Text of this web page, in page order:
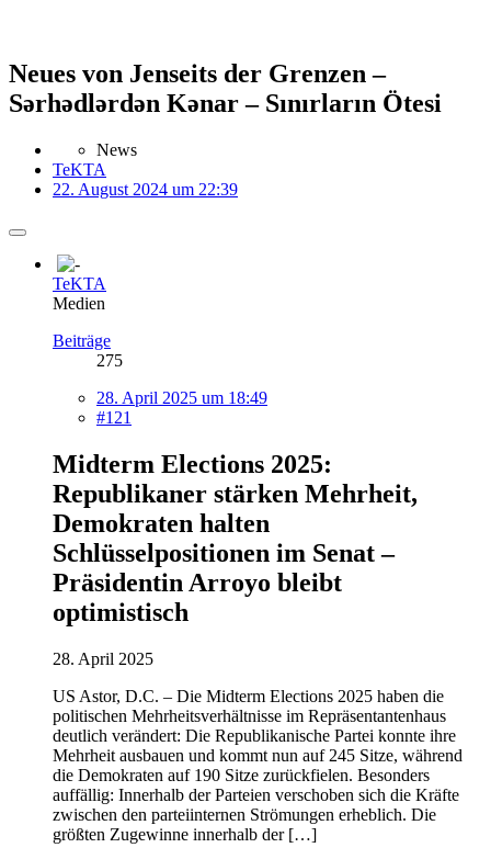
Neues von Jenseits der Grenzen –
Sərhədlərdən Kənar – Sınırların Ötesi
News
TeKTA
22. August 2024 um 22:39
TeKTA
Medien
Beiträge
275
28. April 2025 um 18:49
#121
Midterm Elections 2025:
Republikaner stärken Mehrheit,
Demokraten halten
Schlüsselpositionen im Senat –
Präsidentin Arroyo bleibt
optimistisch
28. April 2025
US Astor, D.C. – Die Midterm Elections 2025 haben die
politischen Mehrheitsverhältnisse im Repräsentantenhaus
deutlich verändert: Die Republikanische Partei konnte ihre
Mehrheit ausbauen und kommt nun auf 245 Sitze, während
die Demokraten auf 190 Sitze zurückfielen. Besonders
auffällig: Innerhalb der Parteien verschoben sich die Kräfte
zwischen den parteiinternen Strömungen erheblich. Die
größten Zugewinne innerhalb der […]